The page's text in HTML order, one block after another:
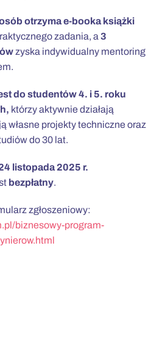
otrzyma e-booka książki
zadania, a3
zyska indywidualny mentoring
do studentów 4. i 5. roku
którzy aktywnie działają
własne projekty techniczne oraz
do 30 lat.
listopada 2025 r.
bezpłatny.
zgłoszeniowy:
biznesowy-program-